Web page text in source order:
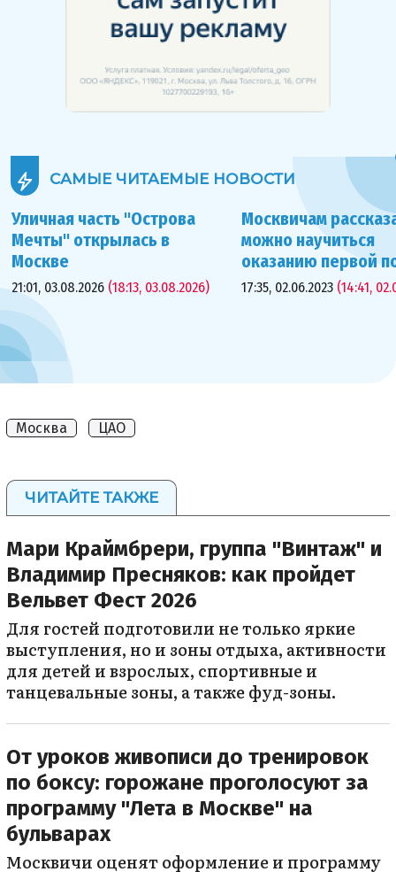
САМЫЕ ЧИТАЕМЫЕ НОВОСТИ
Уличная часть "Острова
Мечты" открылась в
Москве
21:01, 03.08.2026 (18:13, 03.08.2026)
Москвичам
можно научиться
оказанию первой
17:35, 02.06.2023 (14:41,
Москва ЦАО
ЧИТАЙТЕ ТАКЖЕ
Мари Краймбрери, группа "Винтаж" и
Владимир Пресняков: как пройдет
Вельвет Фест 2026
Для гостей подготовили не только яркие
выступления, но и зоны отдыха, активности
для детей и взрослых, спортивные и
танцевальные зоны, а также фуд-зоны.
От уроков живописи до тренировок
по боксу: горожане проголосуют за
программу "Лета в Москве" на
бульварах
Москвичи оценят оформление и программу